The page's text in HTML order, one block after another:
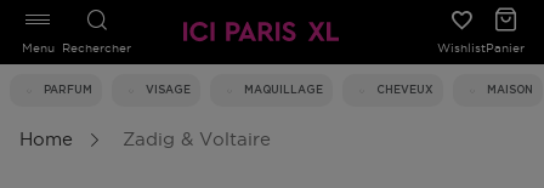
Rechercher WishlistPanier
PARFUM VISAGE MAQUILLAGE CHEVEUX MAISON
Menu
Home Zadig & Voltaire